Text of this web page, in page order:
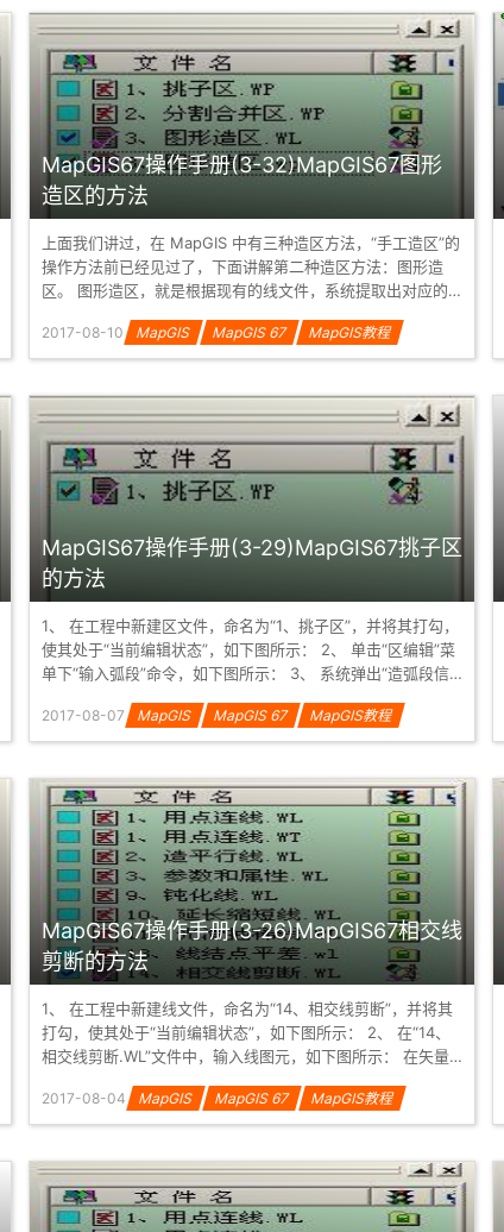
MapGIS67操作手册(3-32)MapGIS67图形
造区的方法
上面我们讲过，在 MapGIS 中有三种造区方法，“手工造区”的
操作方法前已经见过了，下面讲解第二种造区方法：图形造
区。 图形造区，就是根据现有的线文件，系统提取出对应的
2017-08-10 MapGIS MapGIS 67 MapGIS教程
MapGIS67操作手册(3-29)MapGIS67挑子区
的方法
1、 在工程中新建区文件，命名为“1、挑子区”，并将其打勾，
使其处于“当前编辑状态”，如下图所示： 2、 单击“区编辑”菜
单下“输入弧段”命令，如下图所示： 3、 系统弹出“造弧段信
2017-08-07 MapGIS MapGIS 67 MapGIS教程
MapGIS67操作手册(3-26)MapGIS67相交线
剪断的方法
1、 在工程中新建线文件，命名为“14、相交线剪断”，并将其
打勾，使其处于“当前编辑状态”，如下图所示： 2、 在“14、
相交线剪断.WL”文件中，输入线图元，如下图所示： 在矢量
2017-08-04 MapGIS MapGIS 67 MapGIS教程